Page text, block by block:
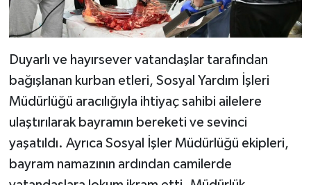
Duyarlı ve hayırsever vatandaşlar tarafından
bağışlanan kurban etleri, Sosyal Yardım İşleri
Müdürlüğü aracılığıyla ihtiyaç sahibi ailelere
ulaştırılarak bayramın bereketi ve sevinci
yaşatıldı. Ayrıca Sosyal İşler Müdürlüğü ekipleri,
bayram namazının ardından camilerde